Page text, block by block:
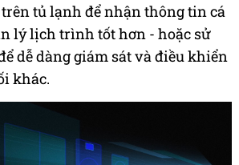
tủ lạnh để nhận thông tin cá
lý lịch trình tốt hơn - hoặc sử
dễ dàng giám sát và điều khiển
khác.